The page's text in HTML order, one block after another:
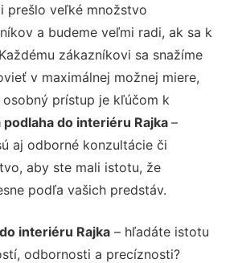
prešlo veľké množstvo
a budeme veľmi radi, ak sa k
zákazníkovi sa snažíme
v maximálnej možnej miere,
prístup je kľúčom k
podlaha do interiéru Rajka –
aj odborné konzultácie či
aby ste mali istotu, že
podľa vašich predstáv.
interiéru Rajka – hľadáte istotu
odbornosti a precíznosti?